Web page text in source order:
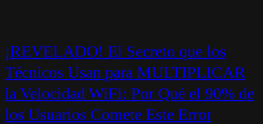
¡REVELADO! El Secreto que los
Técnicos Usan para MULTIPLICAR
la Velocidad WiFi: Por Qué el 90% de
los Usuarios Comete Este Error